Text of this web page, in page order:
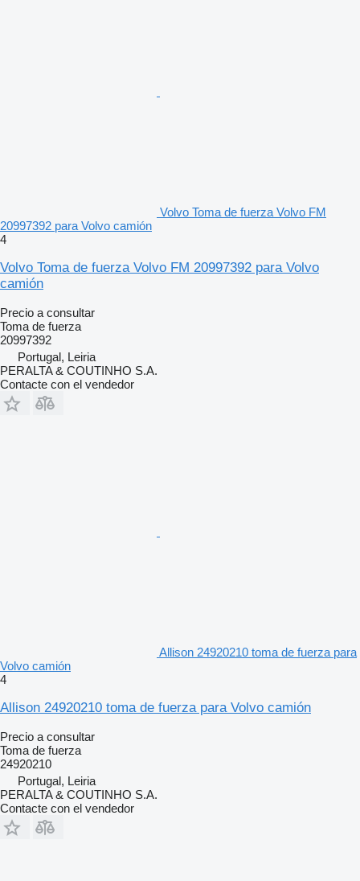
Volvo Toma de fuerza Volvo FM
20997392 para Volvo camión
4
Volvo Toma de fuerza Volvo FM 20997392 para Volvo
camión
Precio a consultar
Toma de fuerza
20997392
Portugal, Leiria
PERALTA & COUTINHO S.A.
Contacte con el vendedor
Allison 24920210 toma de fuerza para
Volvo camión
4
Allison 24920210 toma de fuerza para Volvo camión
Precio a consultar
Toma de fuerza
24920210
Portugal, Leiria
PERALTA & COUTINHO S.A.
Contacte con el vendedor